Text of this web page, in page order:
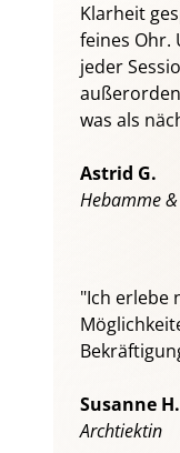
Klarheit
feines Ohr.
jeder
was als
"Ich erlebe
Archtiektin